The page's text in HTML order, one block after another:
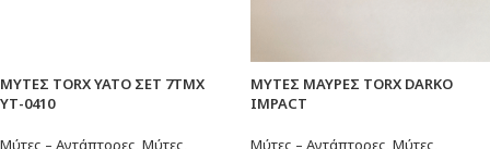
ΜΥΤΕΣ TORX ΥΑΤΟ ΣΕΤ 7TMX
ΥΤ-0410
Μύτες – Αντάπτορες,Μύτες,
ΜΥΤΕΣ ΜΑΥΡΕΣ TORX DARKO
IMPACT
Μύτες – Αντάπτορες,Μύτες,